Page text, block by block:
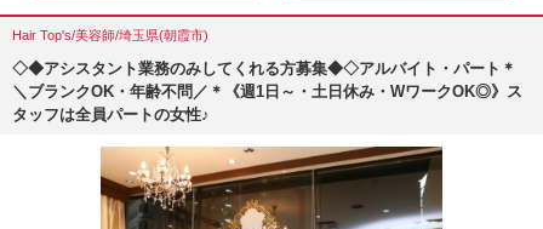
Hair Top's/美容師/埼玉県(朝霞市)
◇◆アシスタント業務のみしてくれる方募集◆◇アルバイト・パート＊
＼ブランクOK・年齢不問／＊《週1日～・土日休み・WワークOK◎》ス
タッフは全員パートの女性♪